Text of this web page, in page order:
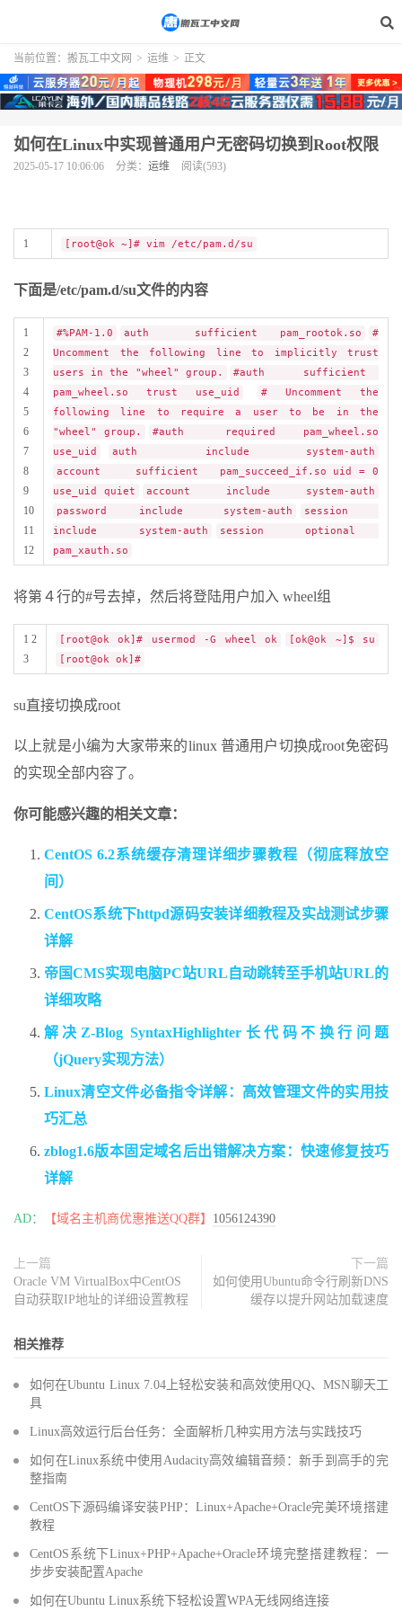
当前位置： 搬瓦工中文网 > 运维 > 正文
如何在Linux中实现普通用户无密码切换到Root权限
2025-05-17 10:06:06 分类： 运维 阅读(593)
1 [root@ok ~]# vim /etc/pam.d/su
下面是/etc/pam.d/su文件的内容
1
2
3
4
5
6
7
8
9
10
11
12
#%PAM-1.0 auth sufficient pam_rootok.so
#
Uncomment the following line to implicitly trust
users in the "wheel" group.
#auth sufficient
pam_wheel.so trust use_uid
# Uncomment the
following line to require a user to be in the
"wheel" group.
#auth required pam_wheel.so
use_uid
auth include system-auth
account sufficient pam_succeed_if.so uid = 0
use_uid quiet
account include system-auth
password include system-auth
session
include system-auth
session optional
pam_xauth.so
将第４行的#号去掉，然后将登陆用户加入 wheel组
1 2
3
[root@ok ok]# usermod -G wheel ok
[ok@ok ~]$ su
[root@ok ok]#
su直接切换成root
以上就是小编为大家带来的linux 普通用户切换成root免密码
的实现全部内容了。
你可能感兴趣的相关文章：
CentOS 6.2系统缓存清理详细步骤教程（彻底释放空
间）
CentOS系统下httpd源码安装详细教程及实战测试步骤
详解
帝国CMS实现电脑PC站URL自动跳转至手机站URL的
详细攻略
解决Z-Blog SyntaxHighlighter长代码不换行问题
（jQuery实现方法）
Linux清空文件必备指令详解：高效管理文件的实用技
巧汇总
zblog1.6版本固定域名后出错解决方案：快速修复技巧
详解
AD： 【域名主机商优惠推送QQ群】 1056124390
上一篇
Oracle VM VirtualBox中CentOS
自动获取IP地址的详细设置教程
下一篇
如何使用Ubuntu命令行刷新DNS
缓存以提升网站加载速度
相关推荐
如何在Ubuntu Linux 7.04上轻松安装和高效使用QQ、MSN聊天工
具
Linux高效运行后台任务：全面解析几种实用方法与实践技巧
如何在Linux系统中使用Audacity高效编辑音频：新手到高手的完
整指南
CentOS下源码编译安装PHP：Linux+Apache+Oracle完美环境搭建
教程
CentOS系统下Linux+PHP+Apache+Oracle环境完整搭建教程：一
步步安装配置Apache
如何在Ubuntu Linux系统下轻松设置WPA无线网络连接